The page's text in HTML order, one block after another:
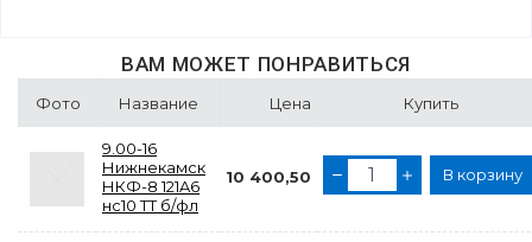
ВАМ МОЖЕТ ПОНРАВИТЬСЯ
Фото Название Цена Купить
9.00-16
Нижнекамск
НКФ-8 121A6
нс10 TT б/фл
10 400,50 В корзину